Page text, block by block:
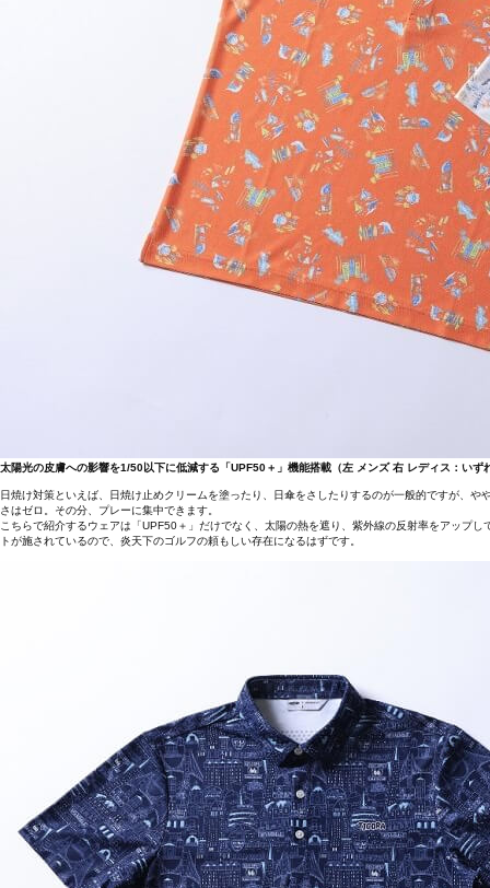
太陽光の皮膚への影響を1/50以下に低減する「UPF50＋」機能搭載（左 メンズ 右 レディス：いず
日焼け対策といえば、日焼け止めクリームを塗ったり、日傘をさしたりするのが一般的ですが、
さはゼロ。その分、プレーに集中できます。
こちらで紹介するウェアは「UPF50＋」だけでなく、太陽の熱を遮り、紫外線の反射率をアップ
トが施されているので、炎天下のゴルフの頼もしい存在になるはずです。